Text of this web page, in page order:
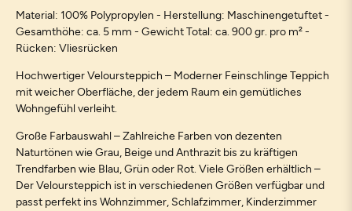
Material: 100% Polypropylen - Herstellung: Maschinengetuftet -
Gesamthöhe: ca. 5 mm - Gewicht Total: ca. 900 gr. pro m² -
Rücken: Vliesrücken
Hochwertiger Veloursteppich – Moderner Feinschlinge Teppich
mit weicher Oberfläche, der jedem Raum ein gemütliches
Wohngefühl verleiht.
Große Farbauswahl – Zahlreiche Farben von dezenten
Naturtönen wie Grau, Beige und Anthrazit bis zu kräftigen
Trendfarben wie Blau, Grün oder Rot. Viele Größen erhältlich –
Der Veloursteppich ist in verschiedenen Größen verfügbar und
passt perfekt ins Wohnzimmer, Schlafzimmer, Kinderzimmer